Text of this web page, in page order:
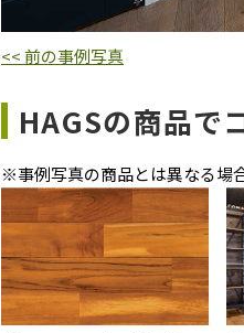
<< 前の事例写真
HAGSの商品で
※事例写真の商品とは異なる場